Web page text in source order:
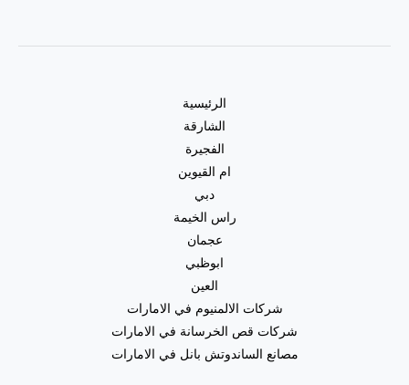
الرئيسية
الشارقة
الفجيرة
ام القيوين
دبي
راس الخيمة
عجمان
ابوظبي
العين
شركات الالمنيوم في الامارات
شركات قص الخرسانة في الامارات
مصانع الساندوتش بانل في الامارات